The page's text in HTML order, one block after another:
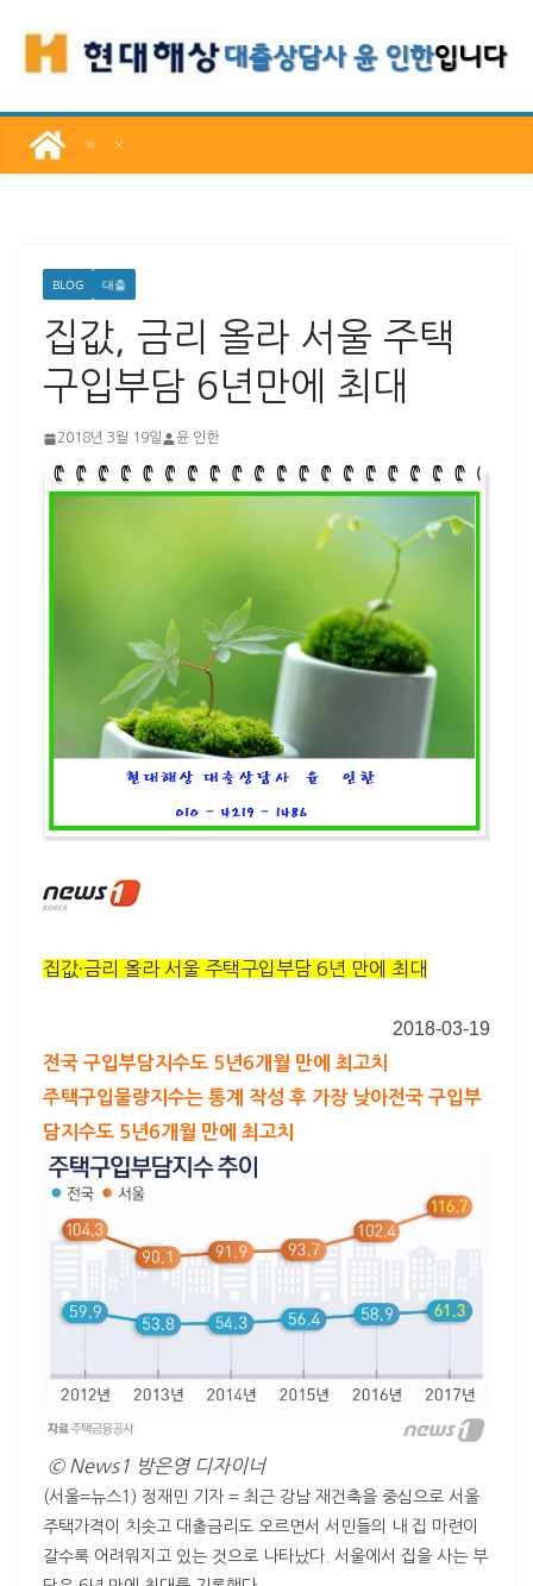
로
너
BLOG 대출
집값, 금리 올라 서울 주택
구입부담 6년만에 최대
2018년 3월 19일 윤 인한
집값·금리 올라 서울 주택구입부담 6년 만에 최대
2018-03-19
전국 구입부담지수도 5년6개월 만에 최고치
주택구입물량지수는 통계 작성 후 가장 낮아전국 구입부
담지수도 5년6개월 만에 최고치
© News1 방은영 디자이너
(서울=뉴스1) 정재민 기자 = 최근 강남 재건축을 중심으로 서울
주택가격이 치솟고 대출금리도 오르면서 서민들의 내 집 마련이
갈수록 어려워지고 있는 것으로 나타났다. 서울에서 집을 사는 부